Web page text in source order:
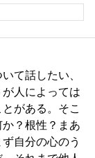
て話したい、
人によっては
がある。そこ
？根性？まあ
自分の心のう